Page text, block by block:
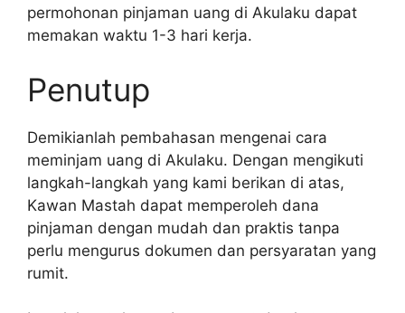
permohonan pinjaman uang di Akulaku dapat
memakan waktu 1-3 hari kerja.
Penutup
Demikianlah pembahasan mengenai cara
meminjam uang di Akulaku. Dengan mengikuti
langkah-langkah yang kami berikan di atas,
Kawan Mastah dapat memperoleh dana
pinjaman dengan mudah dan praktis tanpa
perlu mengurus dokumen dan persyaratan yang
rumit.